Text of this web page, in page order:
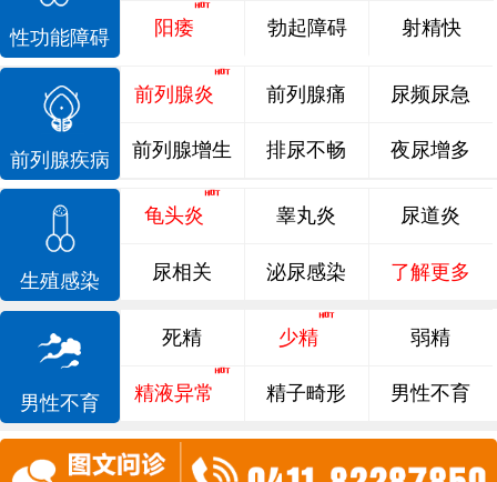
性功能障碍 阳痿 勃起障碍 射精快
前列腺疾病
前列腺炎 前列腺痛 尿频尿急
前列腺增生 排尿不畅 夜尿增多
生殖感染
龟头炎 睾丸炎 尿道炎
尿相关 泌尿感染 了解更多
男性不育
死精 少精 弱精
精液异常 精子畸形 男性不育